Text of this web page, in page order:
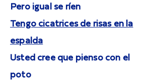
Pero igual se ríen
Tengo cicatrices de risas en la
espalda
Usted cree que pienso con el
poto